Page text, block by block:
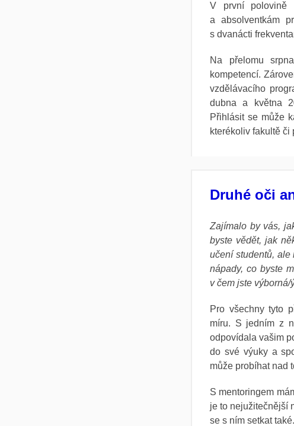
V první polovině
a absolventkám
s dvanácti
Na přelomu
kompetencí.
vzdělávacího
dubna a května
Přihlásit se může
kterékoliv fakultě či
Druhé oči
Zajímalo by vás,
byste vědět, jak
učení studentů, ale
nápady, co byste
v čem jste
Pro všechny tyto
míru. S jedním z
odpovídala vašim
do své výuky a
může probíhat nad
S mentoringem
je to nejužitečnější
se s ním setkat také.